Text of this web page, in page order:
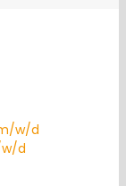
w/d
d